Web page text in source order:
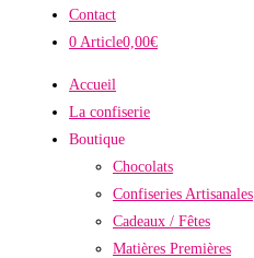
Contact
0 Article0,00€
Accueil
La confiserie
Boutique
Chocolats
Confiseries Artisanales
Cadeaux / Fêtes
Matières Premières